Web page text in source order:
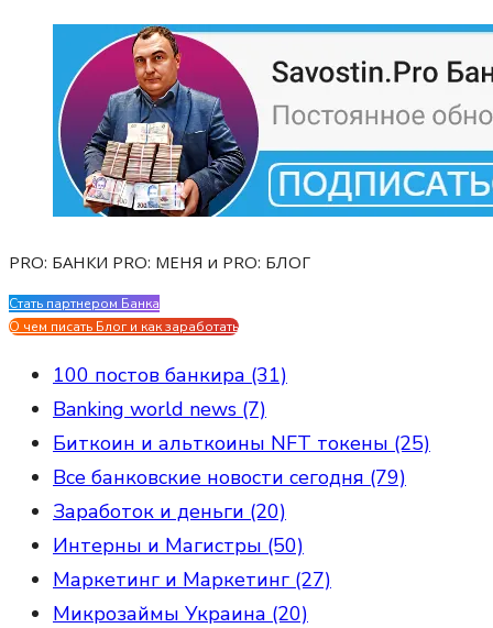
PRO: БАНКИ PRO: МЕНЯ и PRO: БЛОГ
Стать партнером Банка
О чем писать Блог и как заработать
100 постов банкира (31)
Banking world news (7)
Биткоин и альткоины NFT токены (25)
Все банковские новости сегодня (79)
Заработок и деньги (20)
Интерны и Магистры (50)
Маркетинг и Маркетинг (27)
Микрозаймы Украина (20)